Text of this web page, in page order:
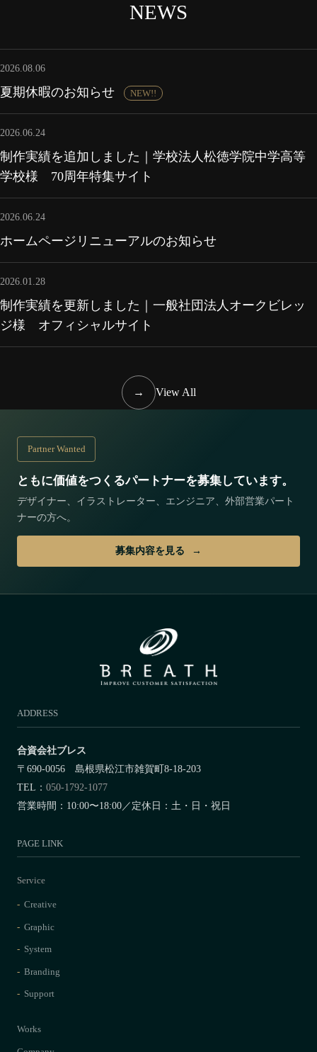
NEWS
2026.08.06
夏期休暇のお知らせ NEW!!
2026.06.24
制作実績を追加しました｜学校法人松徳学院中学高等
学校様 70周年特集サイト
2026.06.24
ホームページリニューアルのお知らせ
2026.01.28
制作実績を更新しました｜一般社団法人オークビレッ
ジ様 オフィシャルサイト
→ View All
Partner Wanted
ともに価値をつくるパートナーを募集しています。
デザイナー、イラストレーター、エンジニア、外部営業パート
ナーの方へ。
募集内容を見る
ADDRESS
合資会社ブレス
〒690-0056 島根県松江市雑賀町8-18-203
TEL： 050-1792-1077
営業時間：10:00〜18:00／定休日：土・日・祝日
PAGE LINK
Service
Creative
Graphic
System
Branding
Support
Works